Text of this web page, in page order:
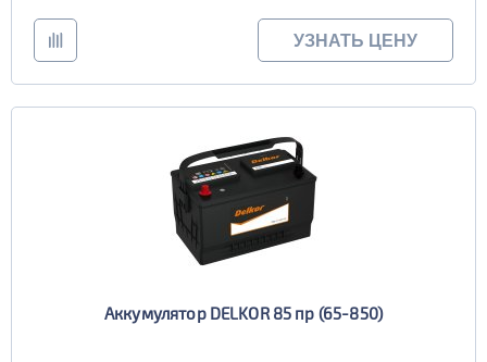
УЗНАТЬ ЦЕНУ
Аккумулятор DELKOR 85 пр (65-850)